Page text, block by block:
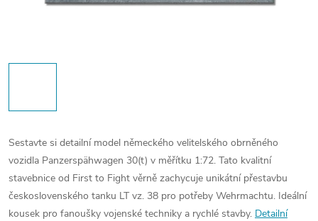
Sestavte si detailní model německého velitelského obrněného
vozidla Panzerspähwagen 30(t) v měřítku 1:72. Tato kvalitní
stavebnice od First to Fight věrně zachycuje unikátní přestavbu
československého tanku LT vz. 38 pro potřeby Wehrmachtu. Ideální
kousek pro fanoušky vojenské techniky a rychlé stavby. Detailní